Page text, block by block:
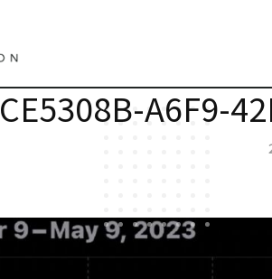
A6F9-